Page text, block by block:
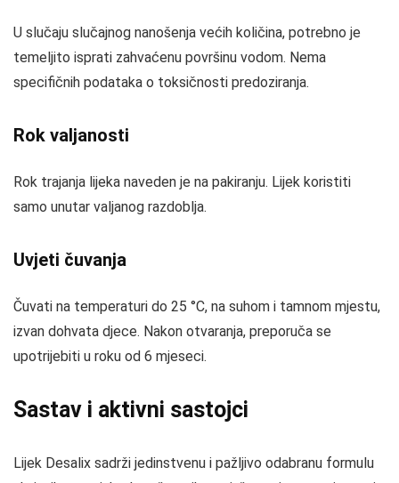
U slučaju slučajnog nanošenja većih količina, potrebno je
temeljito isprati zahvaćenu površinu vodom. Nema
specifičnih podataka o toksičnosti predoziranja.
Rok valjanosti
Rok trajanja lijeka naveden je na pakiranju. Lijek koristiti
samo unutar valjanog razdoblja.
Uvjeti čuvanja
Čuvati na temperaturi do 25 °C, na suhom i tamnom mjestu,
izvan dohvata djece. Nakon otvaranja, preporuča se
upotrijebiti u roku od 6 mjeseci.
Sastav i aktivni sastojci
Lijek Desalix sadrži jedinstvenu i pažljivo odabranu formulu